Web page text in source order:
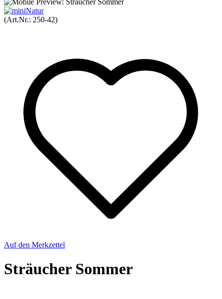
(Art.Nr.: 250-42)
Auf den Merkzettel
Sträucher Sommer